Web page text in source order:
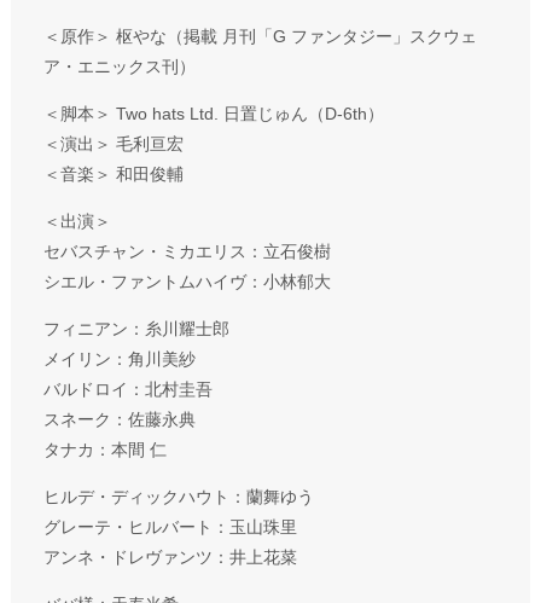
＜原作＞ 枢やな（掲載 月刊「G ファンタジー」スクウェ
ア・エニックス刊）
＜脚本＞ Two hats Ltd. 日置じゅん（D-6th）
＜演出＞ 毛利亘宏
＜音楽＞ 和田俊輔
＜出演＞
セバスチャン・ミカエリス：立石俊樹
シエル・ファントムハイヴ：小林郁大
フィニアン：糸川耀士郎
メイリン：角川美紗
バルドロイ：北村圭吾
スネーク：佐藤永典
タナカ：本間 仁
ヒルデ・ディックハウト：蘭舞ゆう
グレーテ・ヒルバート：玉山珠里
アンネ・ドレヴァンツ：井上花菜